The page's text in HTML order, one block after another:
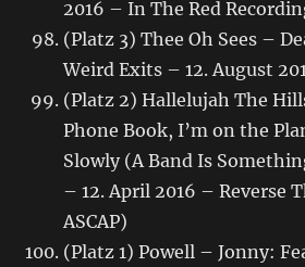
2016 – In The Red
(Platz 3) Thee Oh Sees –
Weird Exits – 12. August
(Platz 2) Hallelujah The
Phone Book, I’m on the
Slowly (A Band Is
– 12. April 2016 – Reverse
ASCAP)
(Platz 1) Powell – Jonny: